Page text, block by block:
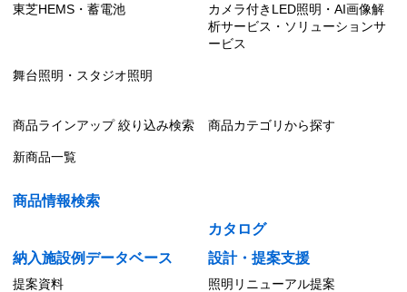
東芝HEMS・蓄電池
カメラ付きLED照明・AI画像解
析サービス・ソリューションサ
ービス
舞台照明・スタジオ照明
商品ラインアップ 絞り込み検索 商品カテゴリから探す
新商品一覧
商品情報検索
カタログ
納入施設例データベース
設計・提案支援
提案資料 照明リニューアル提案